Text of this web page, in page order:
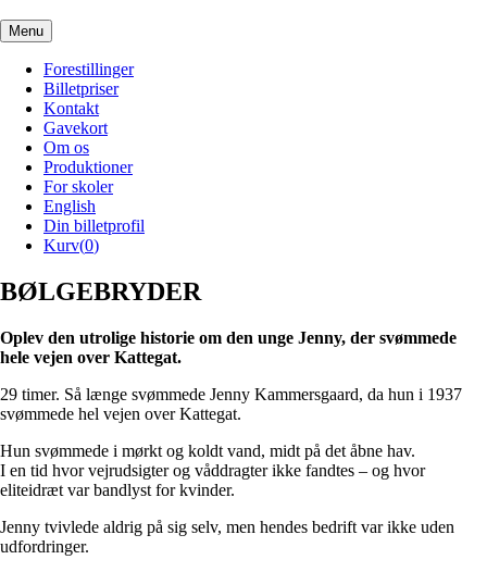
Menu
Forestillinger
Billetpriser
Kontakt
Gavekort
Om os
Produktioner
For skoler
English
Din billetprofil
Kurv(0)
BØLGEBRYDER
Oplev den utrolige historie om den unge Jenny, der svømmede
hele vejen over Kattegat.
29 timer. Så længe svømmede Jenny Kammersgaard, da hun i 1937
svømmede hel vejen over Kattegat.
Hun svømmede i mørkt og koldt vand, midt på det åbne hav.
I en tid hvor vejrudsigter og våddragter ikke fandtes – og hvor
eliteidræt var bandlyst for kvinder.
Jenny tvivlede aldrig på sig selv, men hendes bedrift var ikke uden
udfordringer.